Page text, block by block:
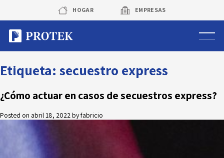
content
HOGAR EMPRESAS
Sistema de alarmas
Sistema de cámaras
Rastreo vehicular GPS
Protek Personas
Etiqueta: secuestro express
¿Cómo actuar en casos de secuestros express?
Posted on abril 18, 2022byfabricio